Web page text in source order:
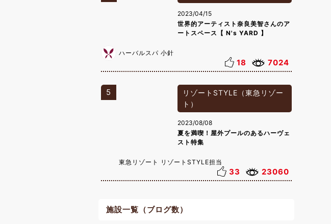
2023/04/15
世界的アーティスト奈良美智さんのア
ートスペース【 N's YARD 】
ハーバルスパ 小針
18 7024
5
リゾートSTYLE（東急リゾー
ト）
2023/08/08
夏を満喫！屋外プールのあるハーヴェ
スト特集
東急リゾート リゾートSTYLE担当
33 23060
施設一覧（ブログ数）